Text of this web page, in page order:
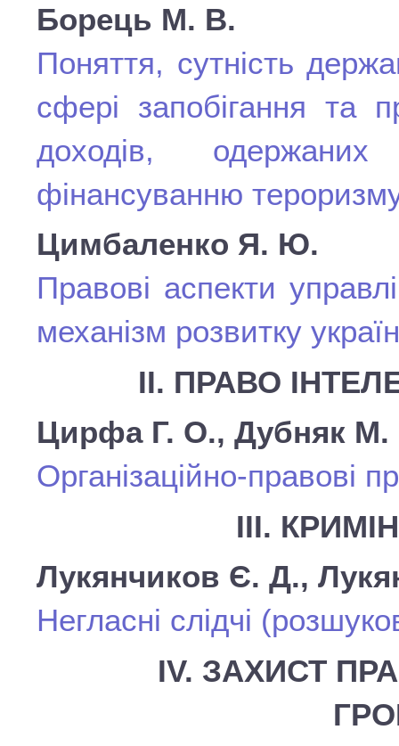
Борець М. В.
Поняття, сутність
сфері запобігання та
доходів,
фінансуванню
Цимбаленко Я. Ю.
Правові аспекти
механізм розвитку
ІІ. ПРАВО
Цирфа Г. О., Дубняк М.
Організаційно-правові
ІІІ.
Лукянчиков Є. Д.,
Негласні слідчі
ІV. ЗАХИСТ